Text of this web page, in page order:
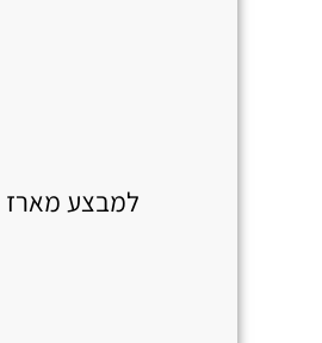
למבצע מארז